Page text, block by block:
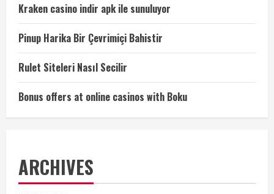
Kraken casino indir apk ile sunuluyor
Pinup Harika Bir Çevrimiçi Bahistir
Rulet Siteleri Nasıl Secilir
Bonus offers at online casinos with Boku
ARCHIVES